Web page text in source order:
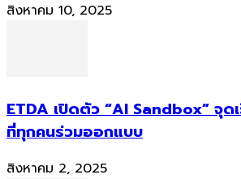
สิงหาคม 10, 2025
ETDA เปิดตัว “AI Sandbox” จุ
ที่ทุกคนร่วมออกแบบ
สิงหาคม 2, 2025